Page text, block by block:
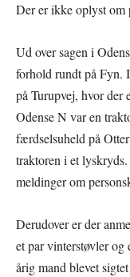
Der er ikke oplyst om
Ud over sagen i
forhold rundt på Fyn.
på Turupvej, hvor der
Odense N var en
færdselsuheld på
traktoren i et
meldinger om
Derudover er der
et par vinterstøvler
årig mand blevet